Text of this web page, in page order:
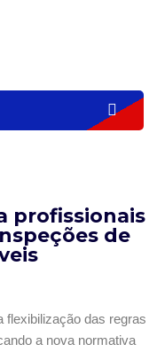
profissionais
de
flexibilização das regras
a nova normativa